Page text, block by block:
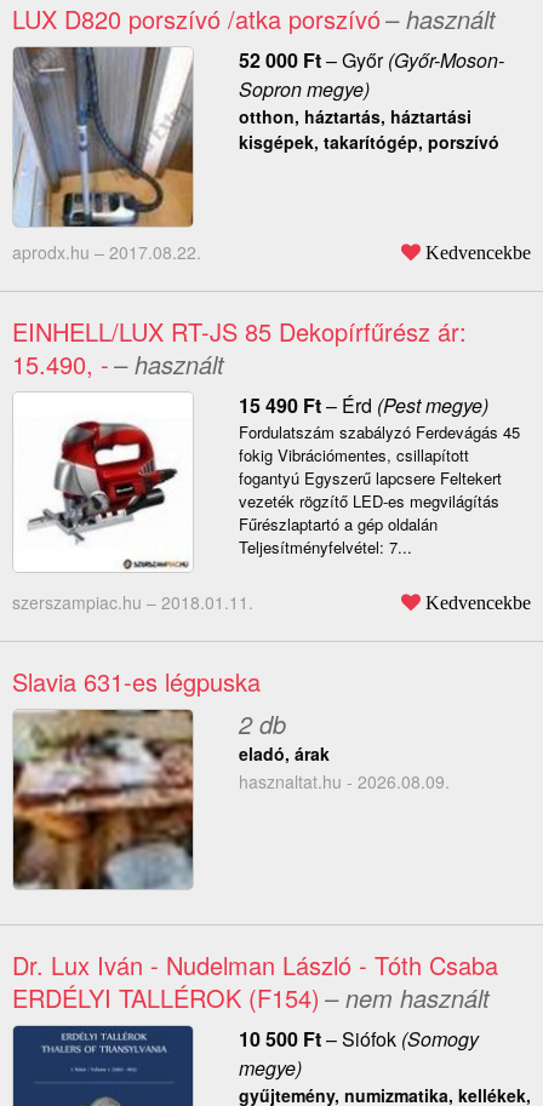
LUX D820 porszívó /atka porszívó– használt
52 000 Ft–Győr(Győr-Moson-
Sopron megye)
otthon, háztartás, háztartási
kisgépek, takarítógép, porszívó
aprodx.hu – 2017.08.22. Kedvencekbe
EINHELL/LUX RT-JS 85 Dekopírfűrész ár:
15.490, -– használt
15 490 Ft– Érd (Pest megye)
Fordulatszám szabályzó Ferdevágás 45
fokig Vibrációmentes, csillapított
fogantyú Egyszerű lapcsere Feltekert
vezeték rögzítő LED-es megvilágítás
Fűrészlaptartó a gép oldalán
Teljesítményfelvétel: 7...
szerszampiac.hu – 2018.01.11. Kedvencekbe
Slavia 631-es légpuska
2 db
eladó, árak
hasznaltat.hu - 2026.08.09.
Dr. Lux Iván - Nudelman László - Tóth Csaba
ERDÉLYI TALLÉROK (F154) – nem használt
10 500 Ft–Siófok(Somogy
megye)
gyűjtemény, numizmatika, kellékek,